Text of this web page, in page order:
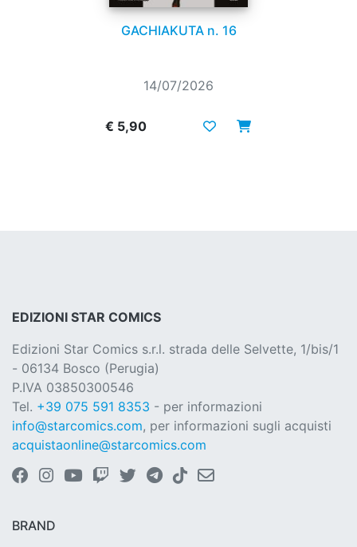
GACHIAKUTA n. 16
14/07/2026
€ 5,90
EDIZIONI STAR COMICS
Edizioni Star Comics s.r.l. strada delle Selvette, 1/bis/1
- 06134 Bosco (Perugia)
P.IVA 03850300546
Tel. +39 075 591 8353 - per informazioni
info@starcomics.com, per informazioni sugli acquisti
acquistaonline@starcomics.com
BRAND